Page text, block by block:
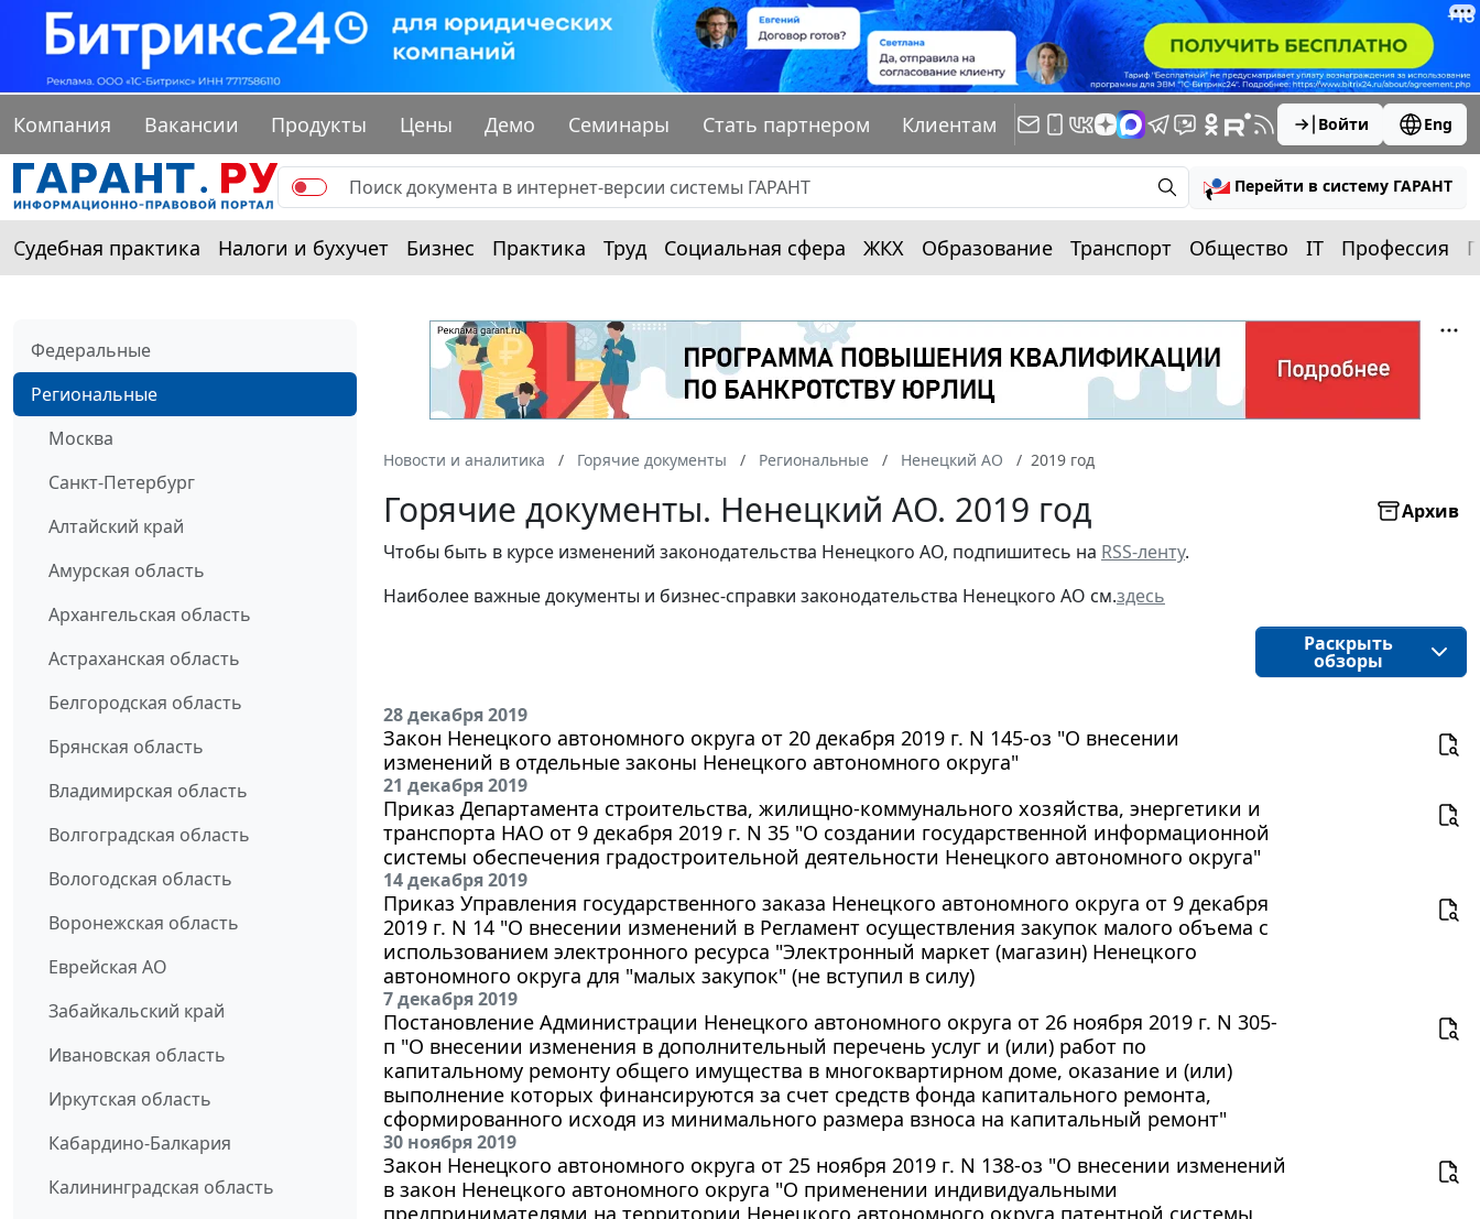
Компания Вакансии Продукты Цены Демо Семинары Стать партнером Клиентам Войти Eng
Перейти в систему ГАРАНТ
Судебная практика Налоги и бухучет Бизнес Практика Труд Социальная сфера ЖКХ Образование Транспорт Общество IT Профессия
Федеральные
Региональные
Москва
Санкт-Петербург
Алтайский край
Амурская область
Архангельская область
Астраханская область
Белгородская область
Брянская область
Владимирская область
Волгоградская область
Вологодская область
Воронежская область
Еврейская АО
Забайкальский край
Ивановская область
Иркутская область
Кабардино-Балкария
Калининградская область
Новости и аналитика Горячие документы Региональные Ненецкий АО 2019 год
Горячие документы. Ненецкий АО. 2019 год
Архив
Чтобы быть в курсе изменений законодательства Ненецкого АО, подпишитесь на RSS-ленту.
Наиболее важные документы и бизнес-справки законодательства Ненецкого АО см.здесь
Раскрыть
обзоры
28 декабря 2019
Закон Ненецкого автономного округа от 20 декабря 2019 г. N 145-оз "О внесении
изменений в отдельные законы Ненецкого автономного округа"
21 декабря 2019
Приказ Департамента строительства, жилищно-коммунального хозяйства, энергетики и
транспорта НАО от 9 декабря 2019 г. N 35 "О создании государственной информационной
системы обеспечения градостроительной деятельности Ненецкого автономного округа"
14 декабря 2019
Приказ Управления государственного заказа Ненецкого автономного округа от 9 декабря
2019 г. N 14 "О внесении изменений в Регламент осуществления закупок малого объема с
использованием электронного ресурса "Электронный маркет (магазин) Ненецкого
автономного округа для "малых закупок" (не вступил в силу)
7 декабря 2019
Постановление Администрации Ненецкого автономного округа от 26 ноября 2019 г. N 305-
п "О внесении изменения в дополнительный перечень услуг и (или) работ по
капитальному ремонту общего имущества в многоквартирном доме, оказание и (или)
выполнение которых финансируются за счет средств фонда капитального ремонта,
сформированного исходя из минимального размера взноса на капитальный ремонт"
30 ноября 2019
Закон Ненецкого автономного округа от 25 ноября 2019 г. N 138-оз "О внесении изменений
в закон Ненецкого автономного округа "О применении индивидуальными